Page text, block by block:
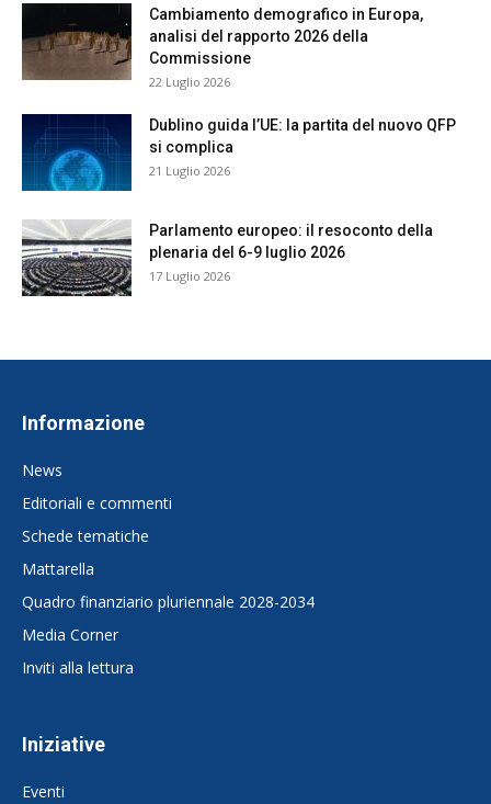
Cambiamento demografico in Europa,
analisi del rapporto 2026 della
Commissione
22 Luglio 2026
Dublino guida l’UE: la partita del nuovo QFP
si complica
21 Luglio 2026
Parlamento europeo: il resoconto della
plenaria del 6-9 luglio 2026
17 Luglio 2026
Informazione
News
Editoriali e commenti
Schede tematiche
Mattarella
Quadro finanziario pluriennale 2028-2034
Media Corner
Inviti alla lettura
Iniziative
Eventi